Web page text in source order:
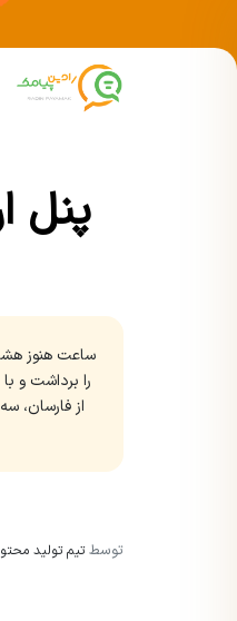
پنل
ساعت هنوز
را برداشت و
از فارسان،
توسطتیم تولید